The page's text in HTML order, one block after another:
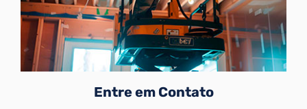
Entre em Contato